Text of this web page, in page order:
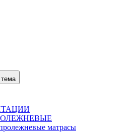
матрасы